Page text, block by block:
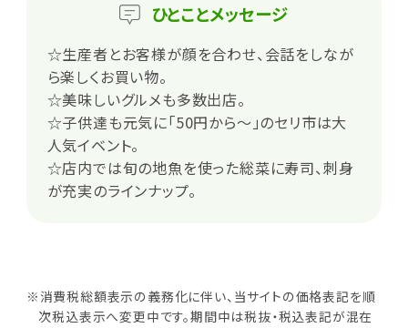
ひとことメッセージ
☆生産者とお客様が顔を合わせ、会話をしなが
ら楽しくお買い物。
☆美味しいグルメも多数出店。
☆子供達も元気に「50円から〜」のセリ市は大
人気イベント。
☆店内では旬の地魚を使った総菜に寿司、刺身
が充実のラインナップ。
※消費税総額表示の義務化に伴い、当サイトの価格表記を順
次税込表示へ変更中です。期間中は税抜・税込表記が混在